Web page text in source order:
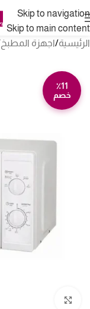
Skip to navigation
Skip to main content
الرئيسية/اجهزة المطبخ
٪11
خصم